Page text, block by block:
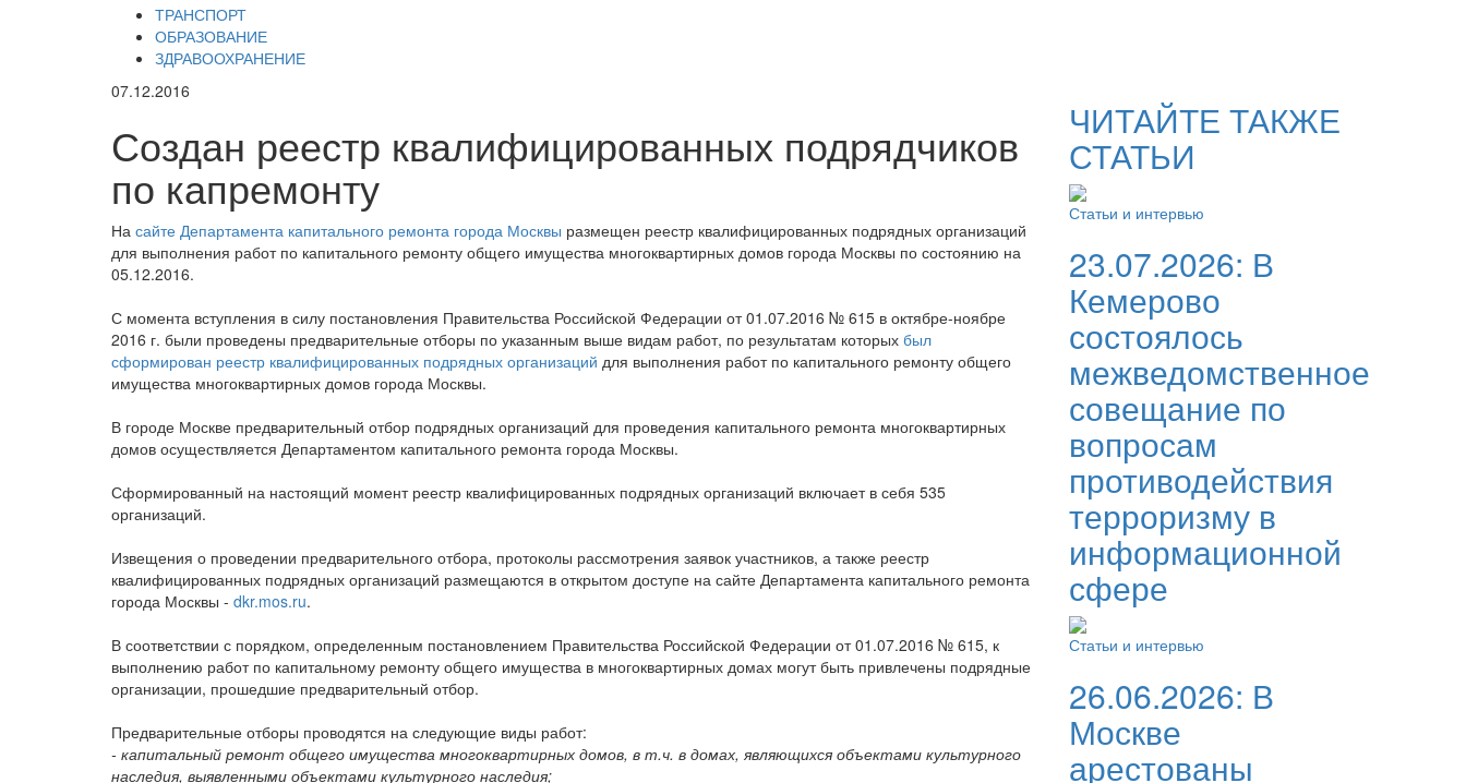
ТРАНСПОРТ
ОБРАЗОВАНИЕ
ЗДРАВООХРАНЕНИЕ
07.12.2016
Создан реестр квалифицированных подрядчиков
по капремонту
На сайте Департамента капитального ремонта города Москвы размещен реестр квалифицированных подрядных организаций
для выполнения работ по капитального ремонту общего имущества многоквартирных домов города Москвы по состоянию на
05.12.2016.
С момента вступления в силу постановления Правительства Российской Федерации от 01.07.2016 № 615 в октябре-ноябре
2016 г. были проведены предварительные отборы по указанным выше видам работ, по результатам которых был
сформирован реестр квалифицированных подрядных организаций для выполнения работ по капитального ремонту общего
имущества многоквартирных домов города Москвы.
В городе Москве предварительный отбор подрядных организаций для проведения капитального ремонта многоквартирных
домов осуществляется Департаментом капитального ремонта города Москвы.
Сформированный на настоящий момент реестр квалифицированных подрядных организаций включает в себя 535
организаций.
Извещения о проведении предварительного отбора, протоколы рассмотрения заявок участников, а также реестр
квалифицированных подрядных организаций размещаются в открытом доступе на сайте Департамента капитального ремонта
города Москвы - dkr.mos.ru.
В соответствии с порядком, определенным постановлением Правительства Российской Федерации от 01.07.2016 № 615, к
выполнению работ по капитальному ремонту общего имущества в многоквартирных домах могут быть привлечены подрядные
организации, прошедшие предварительный отбор.
Предварительные отборы проводятся на следующие виды работ:
- капитальный ремонт общего имущества многоквартирных домов, в т.ч. в домах, являющихся объектами культурного
наследия, выявленными объектами культурного наследия;
ЧИТАЙТЕ ТАКЖЕ
СТАТЬИ
Статьи и интервью
23.07.2026: В
Кемерово
состоялось
межведомственное
совещание по
вопросам
противодействия
терроризму в
информационной
сфере
Статьи и интервью
26.06.2026: В
Москве
арестованы